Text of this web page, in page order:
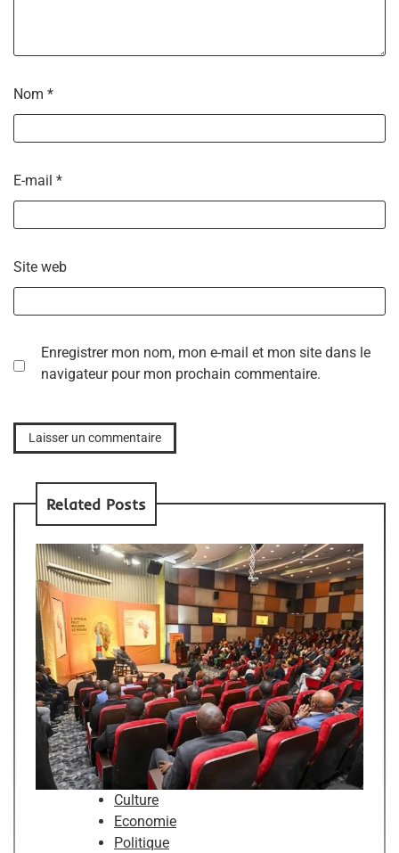
Nom *
E-mail *
Site web
Enregistrer mon nom, mon e-mail et mon site dans le
navigateur pour mon prochain commentaire.
Related Posts
Culture
Economie
Politique